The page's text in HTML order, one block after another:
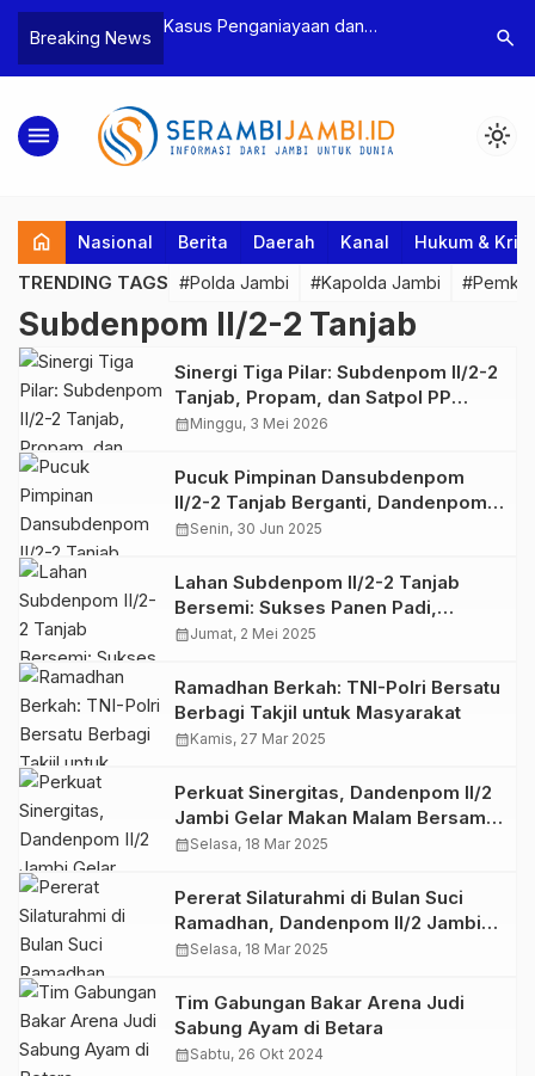
Breaking News
Bea Cukai
Pelaku beserta
dan 146 Gram
Kasus Penganiayaan dan
Tebo Tetapkan Dua Tersangka
Polres
Dua
search
menu light_mode
home Nasional Berita Daerah Kanal Hukum &
TRENDING TAGS #Polda Jambi #Kapolda Jambi
Subdenpom II/2-2 Tanjab
Sinergi Tiga Pilar: Subdenpom II/2-2
Tanjab, Propam, dan Satpol PP
Razia Tempat Hiburan Malam di
calendar_monthMinggu, 3 Mei 2026
Pucuk Pimpinan Dansubdenpom
II/2-2 Tanjab Berganti, Dandenpom
II/2 Jambi: Jabatan Adalah Amanah
calendar_monthSenin, 30 Jun 2025
Lahan Subdenpom II/2-2 Tanjab
Bersemi: Sukses Panen Padi,
Langkah Nyata Wujudkan Ketahanan
calendar_monthJumat, 2 Mei 2025
Ramadhan Berkah: TNI-Polri Bersatu
Berbagi Takjil untuk Masyarakat
calendar_monthKamis, 27 Mar 2025
Perkuat Sinergitas, Dandenpom II/2
Jambi Gelar Makan Malam Bersama
TNI, Polri, dan Instansi Terkait
calendar_monthSelasa, 18 Mar 2025
Pererat Silaturahmi di Bulan Suci
Ramadhan, Dandenpom II/2 Jambi
Gelar Buka Puasa Bersama di
calendar_monthSelasa, 18 Mar 2025
Tim Gabungan Bakar Arena Judi
Sabung Ayam di Betara
calendar_monthSabtu, 26 Okt 2024